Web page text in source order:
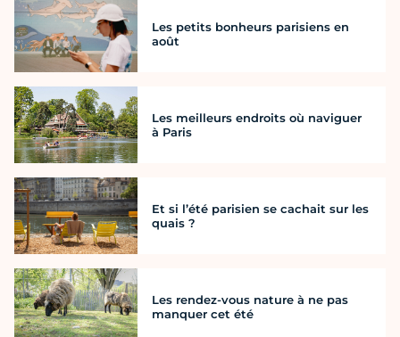
Les petits bonheurs parisiens en
août
Les meilleurs endroits où naviguer
à Paris
Et si l’été parisien se cachait sur les
quais ?
Les rendez-vous nature à ne pas
manquer cet été